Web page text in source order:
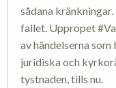
sådana
fallet. Uppropet
av händelserna
juridiska och
tystnaden, tills nu.